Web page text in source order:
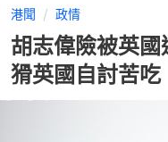
港聞 政情
胡志偉險被英
猾英國自討苦